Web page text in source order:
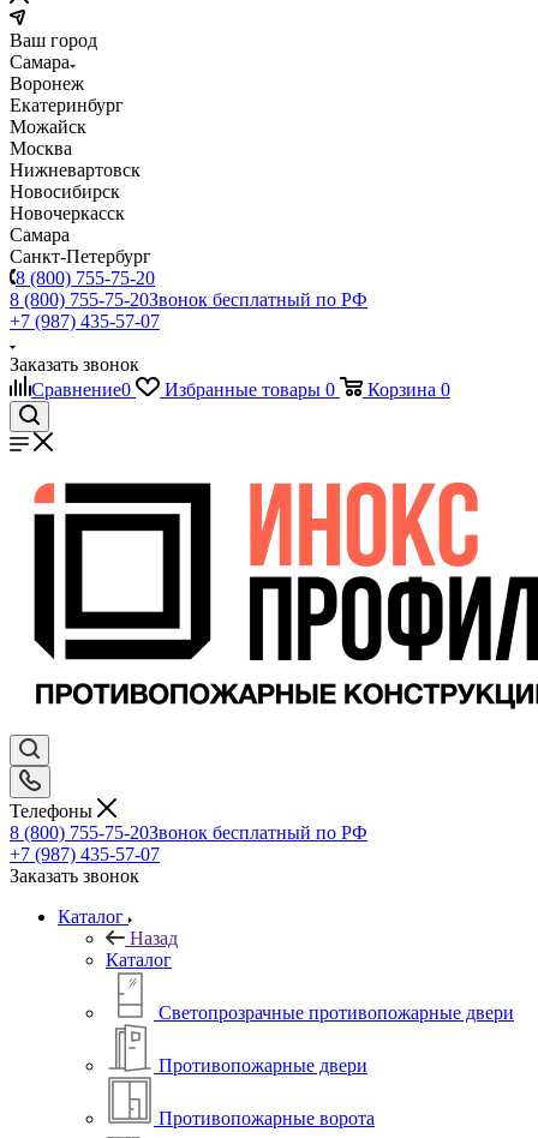
Ваш город
Самара
Воронеж
Екатеринбург
Можайск
Москва
Нижневартовск
Новосибирск
Новочеркасск
Самара
Санкт-Петербург
8 (800) 755-75-20
8 (800) 755-75-20Звонок бесплатный по РФ
+7 (987) 435-57-07
Заказать звонок
Сравнение0 Избранные товары 0 Корзина 0
Телефоны
8 (800) 755-75-20Звонок бесплатный по РФ
+7 (987) 435-57-07
Заказать звонок
Каталог
Назад
Каталог
Светопрозрачные противопожарные двери
Противопожарные двери
Противопожарные ворота